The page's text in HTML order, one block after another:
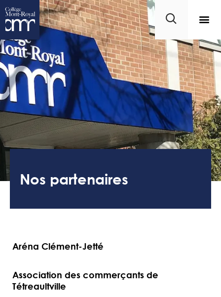
Nos partenaires
Aréna Clément-Jetté
Association des commerçants de
Tétreaultville